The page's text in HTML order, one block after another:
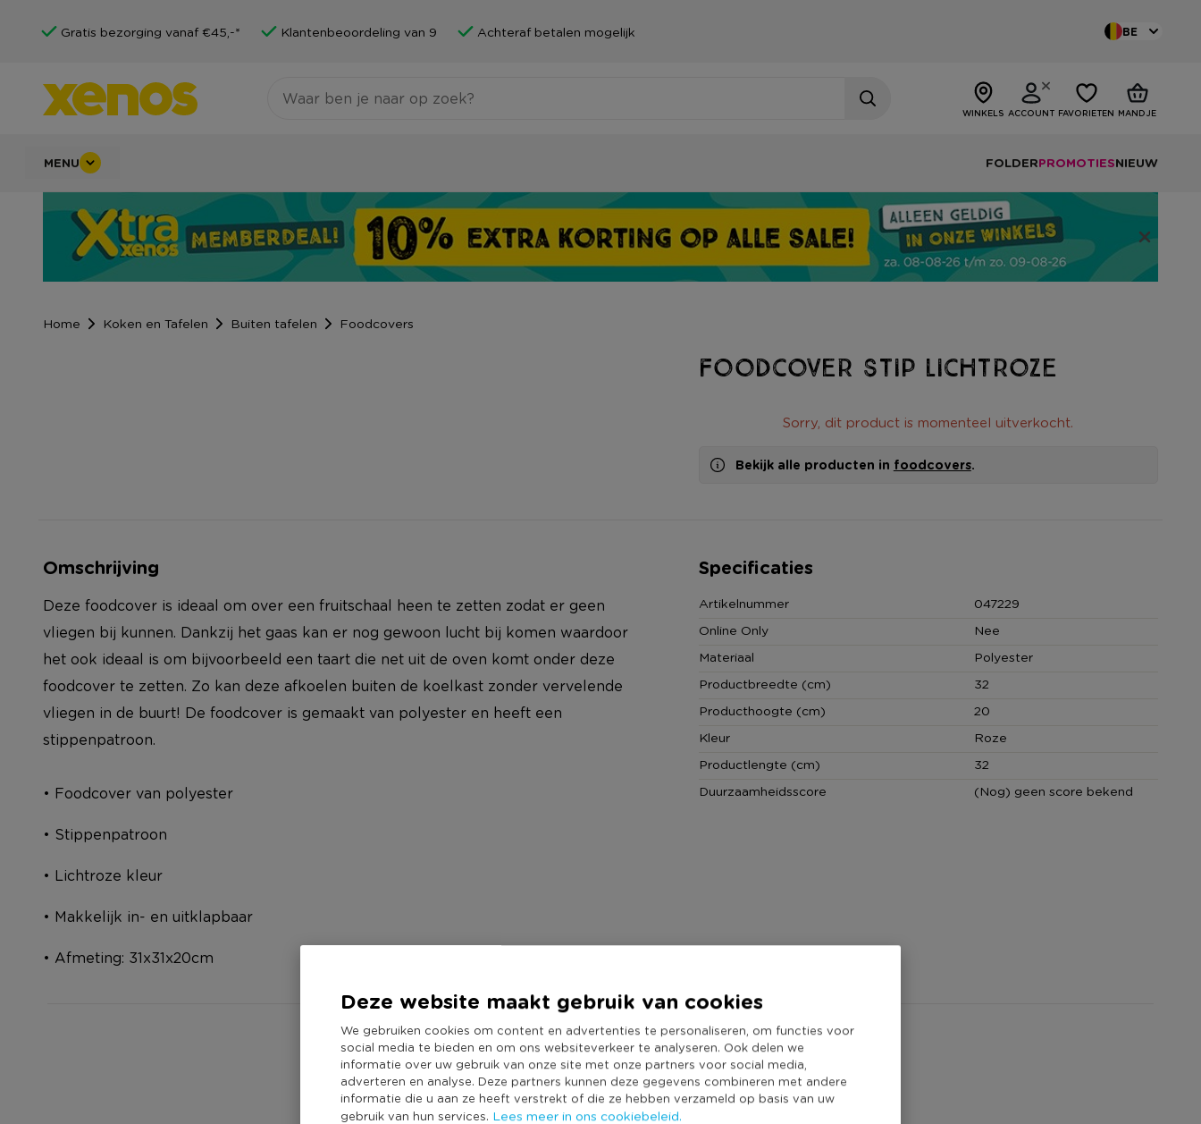
Deze website maakt gebruik van cookies
We gebruiken cookies om content en advertenties te personaliseren, om functies voor
social media te bieden en om ons websiteverkeer te analyseren. Ook delen we
informatie over uw gebruik van onze site met onze partners voor social media,
adverteren en analyse. Deze partners kunnen deze gegevens combineren met andere
informatie die u aan ze heeft verstrekt of die ze hebben verzameld op basis van uw
gebruik van hun services. Lees meer in ons cookiebeleid.
Gratis bezorging vanaf €45,-* Klantenbeoordeling van 9 Achteraf betalen mogelijk BE
WINKELS ACCOUNT FAVORIETEN MANDJE
MENU FOLDERPROMOTIESNIEUW
Home Koken en Tafelen Buiten tafelen Foodcovers
Foodcover stip lichtroze
Sorry, dit product is momenteel uitverkocht.
Bekijk alle producten in foodcovers.
Omschrijving
Deze foodcover is ideaal om over een fruitschaal heen te zetten zodat er geen
vliegen bij kunnen. Dankzij het gaas kan er nog gewoon lucht bij komen waardoor
het ook ideaal is om bijvoorbeeld een taart die net uit de oven komt onder deze
foodcover te zetten. Zo kan deze afkoelen buiten de koelkast zonder vervelende
vliegen in de buurt! De foodcover is gemaakt van polyester en heeft een
stippenpatroon.
• Foodcover van polyester
• Stippenpatroon
• Lichtroze kleur
• Makkelijk in- en uitklapbaar
• Afmeting: 31x31x20cm
Specificaties
Artikelnummer
047229
Online Only
Nee
Materiaal
Polyester
Productbreedte (cm)
32
Producthoogte (cm)
20
Kleur
Roze
Productlengte (cm)
32
Duurzaamheidsscore
(Nog) geen score bekend
Heb jij Foodcover stip lichtroze? Schrijf een review!
Voor het schrijven van een review is een geldig e-mail adres nodig ter verificatie.